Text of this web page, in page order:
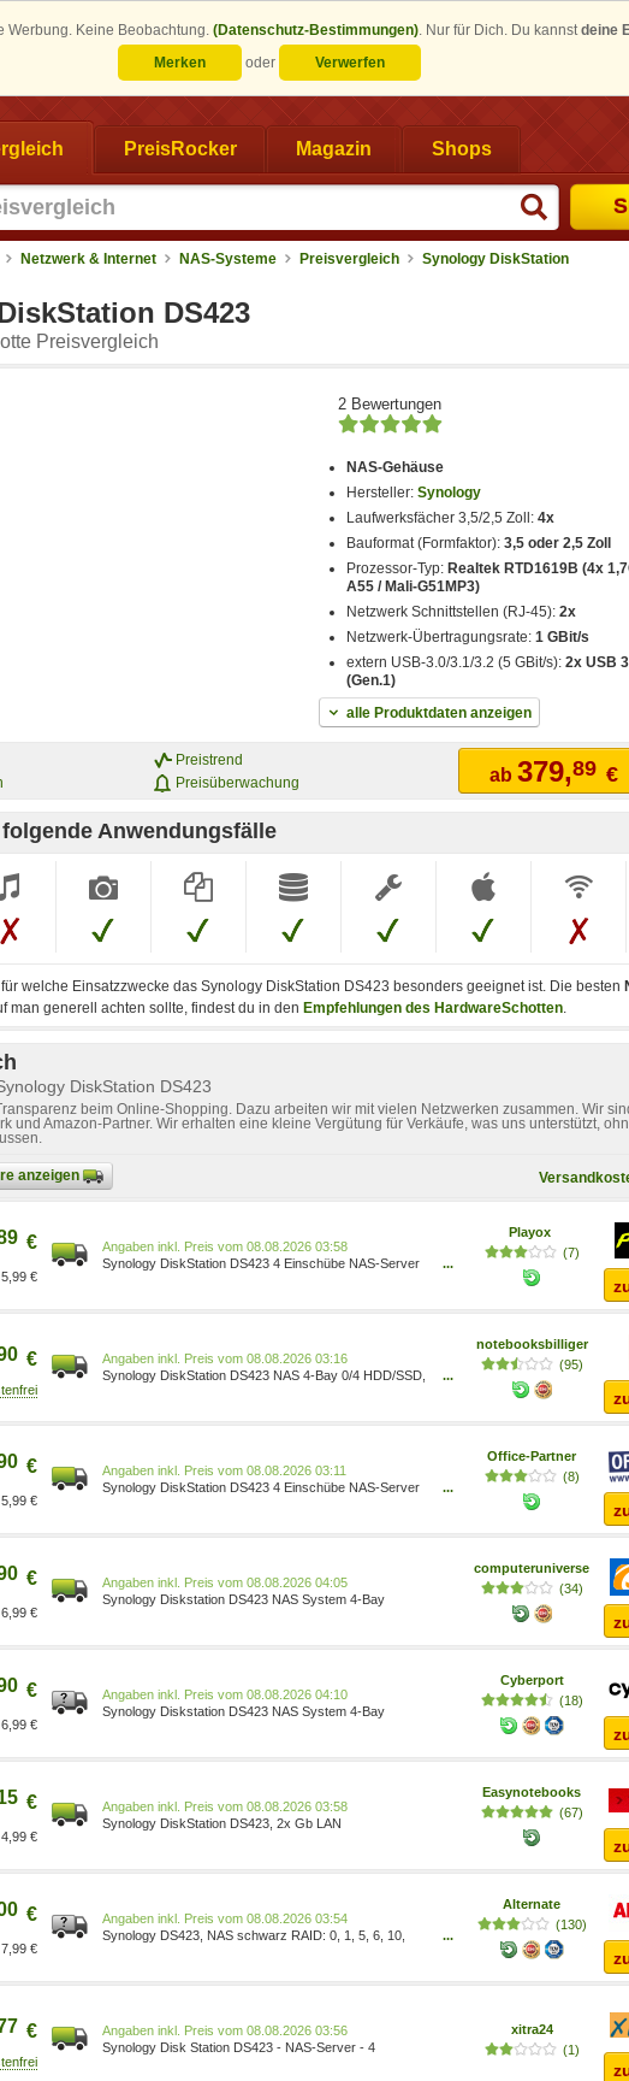
Werbung. Keine Beobachtung. (Datenschutz-Bestimmungen). Nur für Dich. Du kannstdeine
Merken
oder Verwerfen
PreisRocker Magazin Shops
Netzwerk & Internet NAS-Systeme Preisvergleich Synology DiskStation
DS423
Preisvergleich
2 Bewertungen
NAS-Gehäuse
Hersteller:Synology
Laufwerksfächer 3,5/2,5 Zoll:4x
Bauformat (Formfaktor):3,5 oder 2,5 Zoll
Prozessor-Typ: Realtek RTD1619B (4x
A55 / Mali-G51MP3)
Netzwerk Schnittstellen (RJ-45):2x
Netzwerk-Übertragungsrate:1 GBit/s
extern USB-3.0/3.1/3.2 (5 GBit/s):2x USB
(Gen.1)
alle Produktdaten anzeigen
Preistrend
Preisüberwachung
ab 379,89 €
Anwendungsfälle
welche Einsatzzwecke das Synology DiskStation DS423 besonders geeignet ist. Die besten
man generell achten sollte, findest du in den Empfehlungen des HardwareSchotten.
DiskStation DS423
beim Online-Shopping. Dazu arbeiten wir mit vielen Netzwerken zusammen. Wir
und Amazon-Partner. Wir erhalten eine kleine Vergütung für Verkäufe, was uns unterstützt,
anzeigen
€
€
Preis vom 08.08.2026 03:58
Synology DiskStation DS423 4 Einschübe NAS-Server
...
Playox
(7)
€
Preis vom 08.08.2026 03:16
Synology DiskStation DS423 NAS 4-Bay 0/4 HDD/SSD,
...
notebooksbilliger
(95)
€
€
Preis vom 08.08.2026 03:11
Synology DiskStation DS423 4 Einschübe NAS-Server
...
Office-Partner
(8)
€
€
Preis vom 08.08.2026 04:05
Synology Diskstation DS423 NAS System 4-Bay
computeruniverse
(34)
€
€
Preis vom 08.08.2026 04:10
Synology Diskstation DS423 NAS System 4-Bay
Cyberport
(18)
€
€
Preis vom 08.08.2026 03:58
Synology DiskStation DS423, 2x Gb LAN
Easynotebooks
(67)
€
€
Preis vom 08.08.2026 03:54
Synology DS423, NAS schwarz RAID: 0, 1, 5, 6, 10,
...
Alternate
(130)
€
Preis vom 08.08.2026 03:56
Synology Disk Station DS423 - NAS-Server - 4
xitra24
(1)